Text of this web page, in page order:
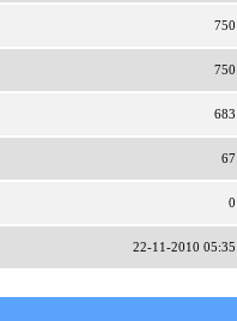
750
750
683
67
0
22-11-2010 05:35